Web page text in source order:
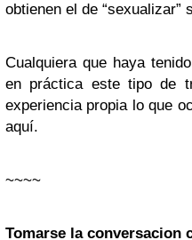
obtienen el de “sexualizar”
Cualquiera que haya
en práctica este tipo de
experiencia propia lo que
aquí.
~~~~
Tomarse la conversacion